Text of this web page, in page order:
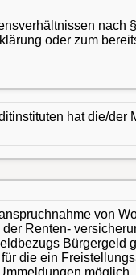
oder zum
hat die/
von
Renten-
die ein